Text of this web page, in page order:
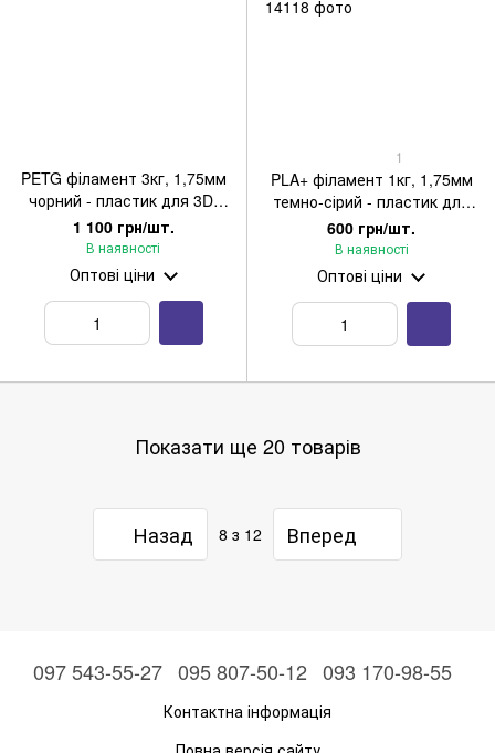
PETG філамент 3кг, 1,75мм
чорний - пластик для 3D-
друку
1 100 грн/шт.
В наявності
Оптові ціни
1
PLA+ філамент 1кг, 1,75мм
темно-сірий - пластик для
3D-друку
600 грн/шт.
В наявності
Оптові ціни
Показати ще 20 товарів
Назад 8 з 12 Вперед
097 543-55-27 095 807-50-12 093 170-98-55
Контактна інформація